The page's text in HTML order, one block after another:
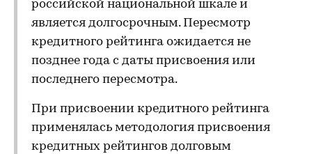
российской национальной шкале и
является долгосрочным. Пересмотр
кредитного рейтинга ожидается не
позднее года с даты присвоения или
последнего пересмотра.
При присвоении кредитного рейтинга
применялась методология присвоения
кредитных рейтингов долговым